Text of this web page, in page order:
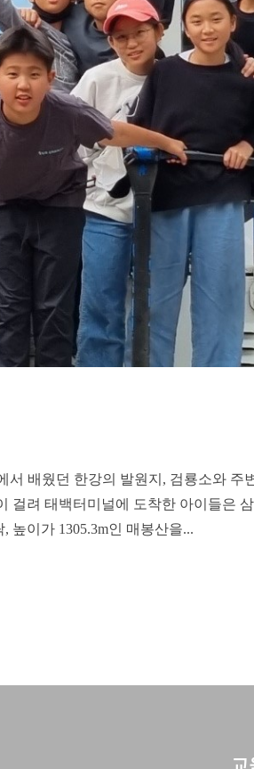
배웠던 한강의 발원지, 검룡소와 주
려 태백터미널에 도착한 아이들은
높이가 1305.3m인 매봉산을...
교